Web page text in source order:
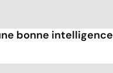
bonne intelligence